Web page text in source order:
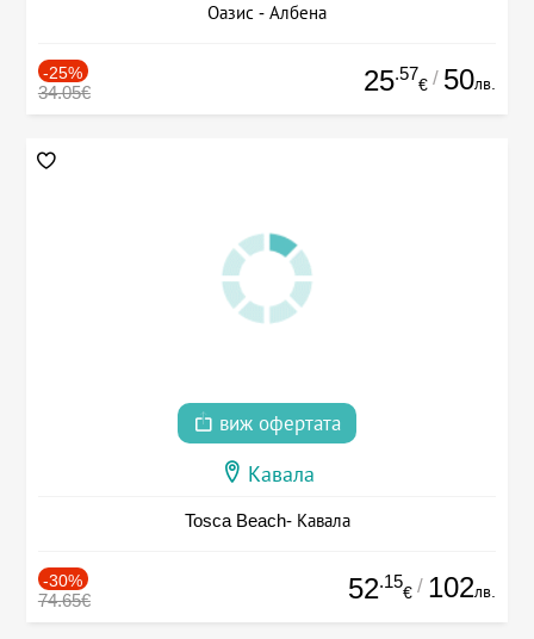
Оазис - Албена
-25%
34.05€ 25.57
€ / 50лв.
виж офертата
Кавала
Tosca Beach- Кавала
-30%
74.65€ 52.15
€ / 102лв.